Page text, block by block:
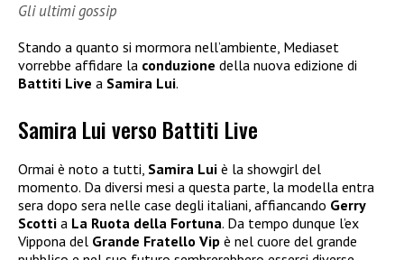
Gli ultimi gossip
Stando a quanto si mormora nell’ambiente, Mediaset
vorrebbe affidare la conduzione della nuova edizione di
Battiti Live a Samira Lui.
Samira Lui verso Battiti Live
Ormai è noto a tutti, Samira Lui è la showgirl del
momento. Da diversi mesi a questa parte, la modella entra
sera dopo sera nelle case degli italiani, affiancando Gerry
Scotti a La Ruota della Fortuna. Da tempo dunque l’ex
Vippona del Grande Fratello Vip è nel cuore del grande